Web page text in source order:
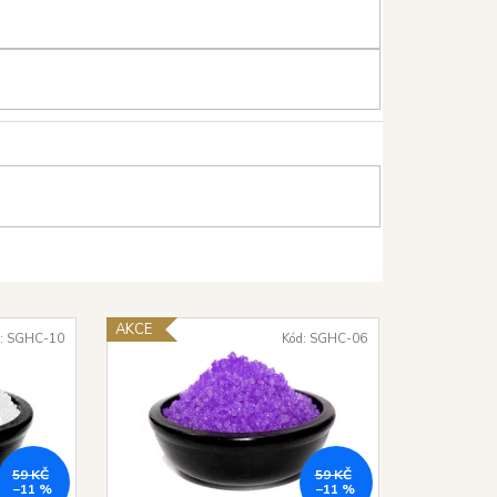
59 KČ
–11 %
SGHC-10 AKCE
59 KČ
–11 %
Kód: SGHC-06